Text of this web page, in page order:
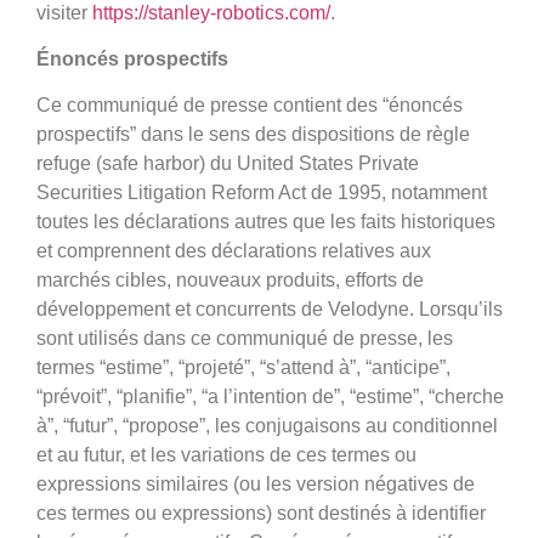
visiter https://stanley-robotics.com/.
Énoncés prospectifs
Ce communiqué de presse contient des “énoncés
prospectifs” dans le sens des dispositions de règle
refuge (safe harbor) du United States Private
Securities Litigation Reform Act de 1995, notamment
toutes les déclarations autres que les faits historiques
et comprennent des déclarations relatives aux
marchés cibles, nouveaux produits, efforts de
développement et concurrents de Velodyne. Lorsqu’ils
sont utilisés dans ce communiqué de presse, les
termes “estime”, “projeté”, “s’attend à”, “anticipe”,
“prévoit”, “planifie”, “a l’intention de”, “estime”, “cherche
à”, “futur”, “propose”, les conjugaisons au conditionnel
et au futur, et les variations de ces termes ou
expressions similaires (ou les version négatives de
ces termes ou expressions) sont destinés à identifier